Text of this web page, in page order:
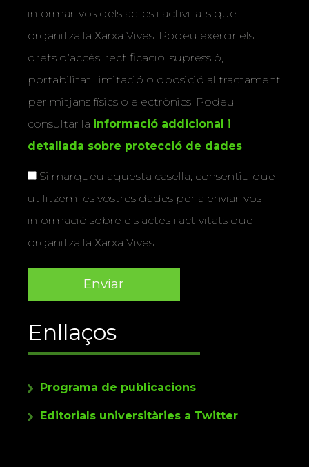
informar-vos dels actes i activitats que
organitza la Xarxa Vives. Podeu exercir els
drets d’accés, rectificació, supressió,
portabilitat, limitació o oposició al tractament
per mitjans físics o electrònics. Podeu
consultar la informació addicional i
detallada sobre protecció de dades.
Si marqueu aquesta casella, consentiu que
utilitzem les vostres dades per a enviar-vos
informació sobre els actes i activitats que
organitza la Xarxa Vives.
Enllaços
Programa de publicacions
Editorials universitàries a Twitter